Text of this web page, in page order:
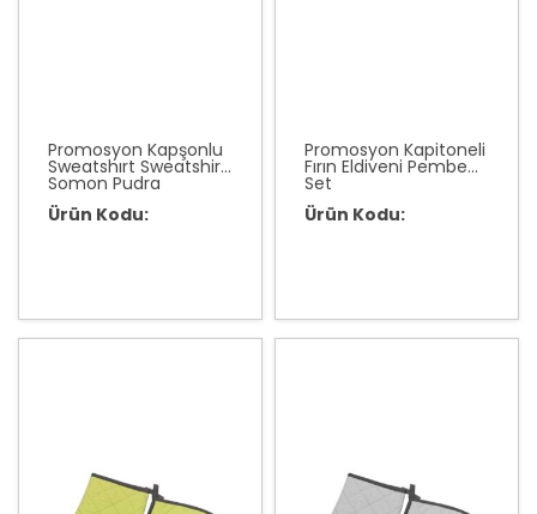
Promosyon Kapşonlu
Sweatshırt Sweatshirt
Somon Pudra
Ürün Kodu:
Promosyon Kapitoneli
Fırın Eldiveni Pembe
Set
Ürün Kodu: